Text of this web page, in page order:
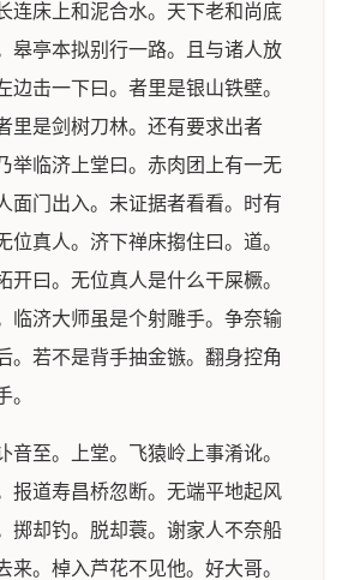
连床上和泥合水。天下老和尚底
皋亭本拟别行一路。且与诸人放
边击一下曰。者里是银山铁壁。
里是剑树刀林。还有要求出者
举临济上堂曰。赤肉团上有一无
面门出入。未证据者看看。时有
位真人。济下禅床搊住曰。道。
开曰。无位真人是什么干屎橛。
临济大师虽是个射雕手。争奈输
。若不是背手抽金镞。翻身控角
。
音至。上堂。飞猿岭上事淆讹。
报道寿昌桥忽断。无端平地起风
掷却钓。脱却蓑。谢家人不奈船
来。棹入芦花不见他。好大哥。